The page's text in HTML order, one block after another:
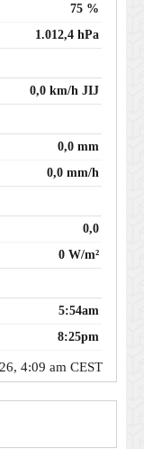
75 %
1.012,4 hPa
0,0 km/h JIJ
0,0 mm
0,0 mm/h
0,0
0 W/m²
5:54am
8:25pm
4:09 am CEST